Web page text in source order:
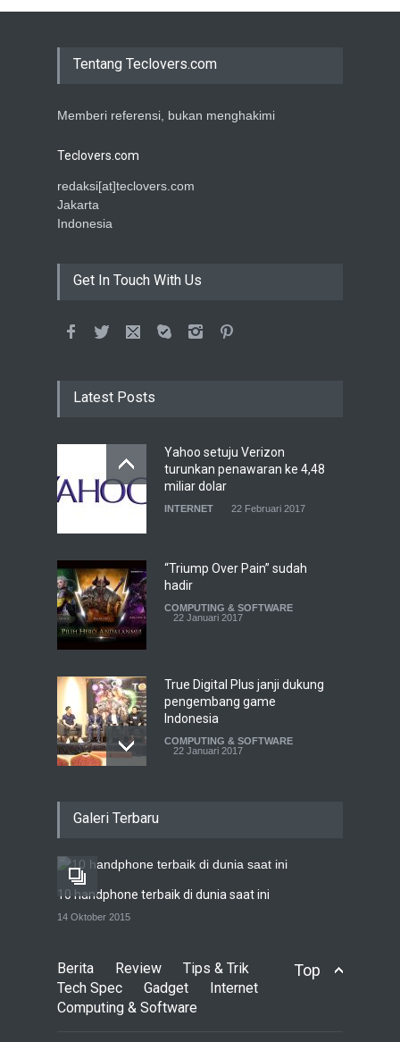
Tentang Teclovers.com
Memberi referensi, bukan menghakimi
Teclovers.com
redaksi[at]teclovers.com
Jakarta
Indonesia
Get In Touch With Us
Latest Posts
Yahoo setuju Verizon
turunkan penawaran ke 4,48
miliar dolar
INTERNET 22 Februari 2017
“Triump Over Pain” sudah
hadir
COMPUTING & SOFTWARE
22 Januari 2017
True Digital Plus janji dukung
pengembang game
Indonesia
COMPUTING & SOFTWARE
22 Januari 2017
22 Januari 2017
TECH SPEC 8 Januari 2017
Galeri Terbaru
10 handphone terbaik di dunia saat ini
14 Oktober 2015
Top
Berita Review
Tips & Trik
Tech Spec
Gadget
Internet
Computing & Software